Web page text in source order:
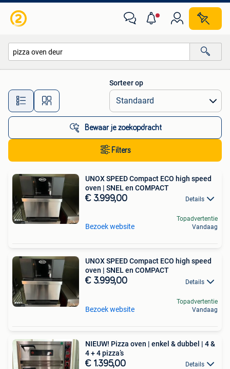
Alle afstanden…
Sorteer op
Bewaar je zoekopdracht
Filters
UNOX SPEED Compact ECO high speed
oven | SNEL en COMPACT
€ 3.999,00 Details
Bezoek website
Topadvertentie
Vandaag
UNOX SPEED Compact ECO high speed
oven | SNEL en COMPACT
€ 3.999,00 Details
Bezoek website
Topadvertentie
Vandaag
NIEUW! Pizza oven | enkel & dubbel | 4 &
4 + 4 pizza’s
€ 1.395,00 Details